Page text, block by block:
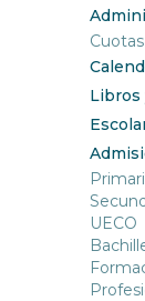
Libros
UECO